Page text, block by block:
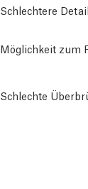
Schlechtere
Möglichkeit zum
Schlechte